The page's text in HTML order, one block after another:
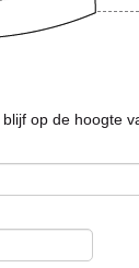
op de hoogte